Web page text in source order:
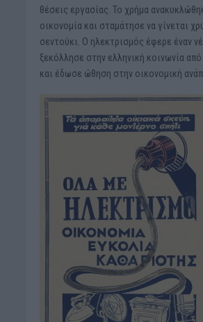
θέσεις εργασίας. Το χρήμα
οικονομία και σταμάτησε να γίνεται
σεντούκι. Ο ηλεκτρισμός έφερε έναν
ξεκόλλησε στην ελληνική κοινωνία
και έδωσε ώθηση στην οικονομική